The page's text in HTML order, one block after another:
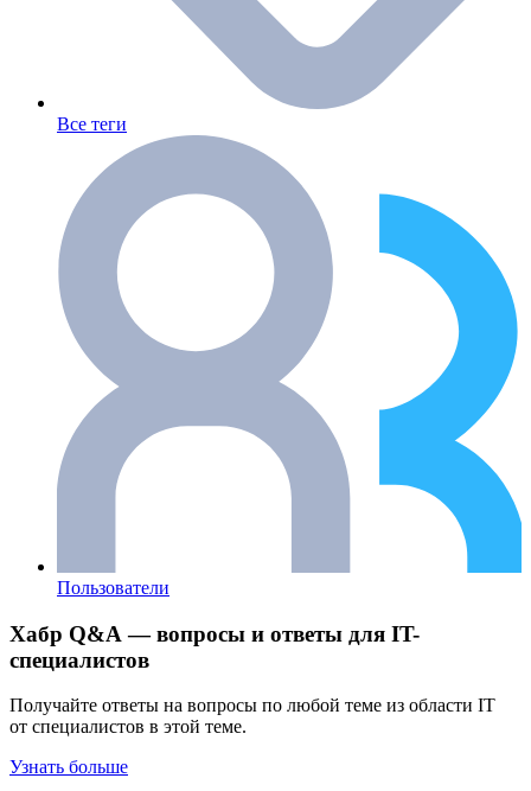
Все теги
Пользователи
Хабр Q&A — вопросы и ответы для IT-
специалистов
Получайте ответы на вопросы по любой теме из области IT
от специалистов в этой теме.
Узнать больше